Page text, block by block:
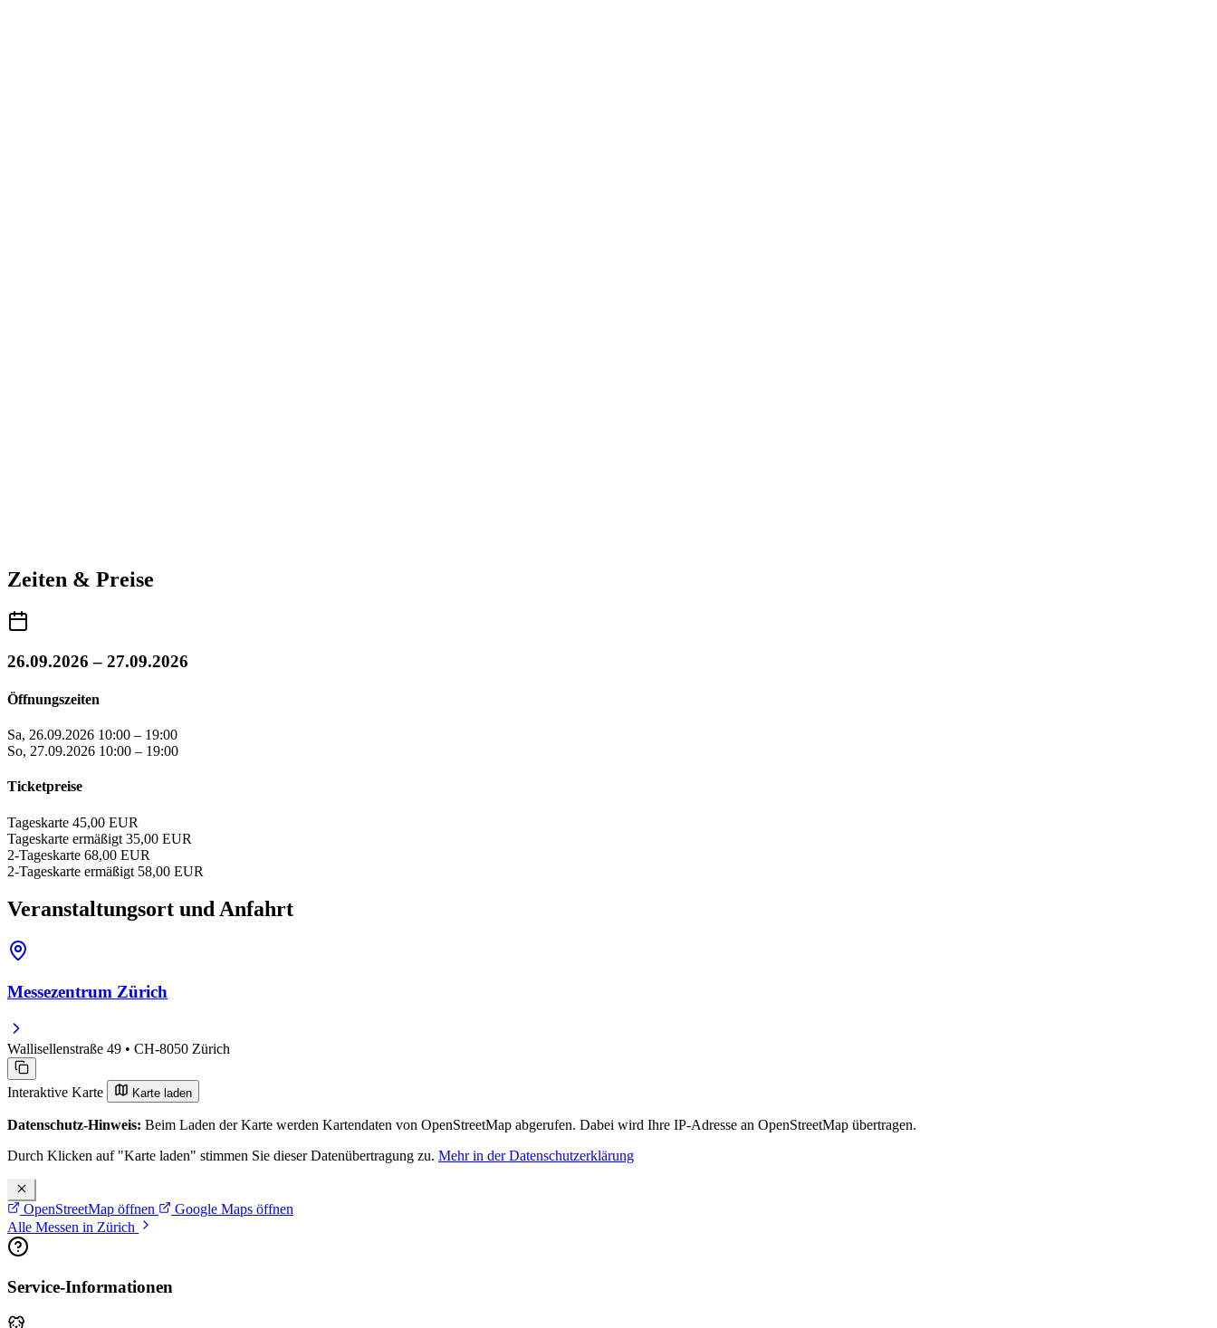
Zeiten & Preise
26.09.2026 – 27.09.2026
Öffnungszeiten
Sa, 26.09.2026 10:00 – 19:00
So, 27.09.2026 10:00 – 19:00
Ticketpreise
Tageskarte 45,00 EUR
Tageskarte ermäßigt 35,00 EUR
2-Tageskarte 68,00 EUR
2-Tageskarte ermäßigt 58,00 EUR
Veranstaltungsort und Anfahrt
Messezentrum Zürich
Wallisellenstraße 49 • CH-8050 Zürich
Interaktive Karte Karte laden
Datenschutz-Hinweis: Beim Laden der Karte werden Kartendaten von OpenStreetMap abgerufen. Dabei wird Ihre IP-Adresse an OpenStreetMap übertragen.
Durch Klicken auf "Karte laden" stimmen Sie dieser Datenübertragung zu. Mehr in der Datenschutzerklärung
OpenStreetMap öffnen
Google Maps öffnen
Alle Messen in Zürich
Service-Informationen